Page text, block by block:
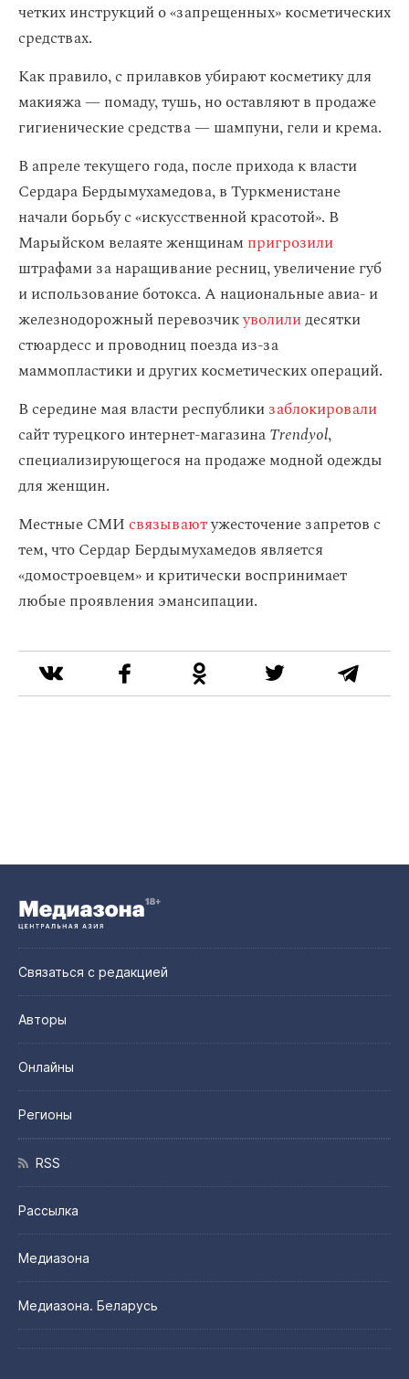
четких инструкций о «запрещенных» косметических
средствах.
Как правило, с прилавков убирают косметику для
макияжа — помаду, тушь, но оставляют в продаже
гигиенические средства — шампуни, гели и крема.
В апреле текущего года, после прихода к власти
Сердара Бердымухамедова, в Туркменистане
начали борьбу с «искусственной красотой». В
Марыйском велаяте женщинам пригрозили
штрафами за наращивание ресниц, увеличение губ
и использование ботокса. А национальные авиа- и
железнодорожный перевозчикуволилидесятки
стюардесс и проводниц поезда из-за
маммопластики и других косметических операций.
В середине мая власти республикизаблокировали
сайт турецкого интернет-магазинаTrendyol,
специализирующегося на продаже модной одежды
для женщин.
Местные СМИсвязываютужесточение запретов с
тем, что Сердар Бердымухамедов является
«домостроевцем» и критически воспринимает
любые проявления эмансипации.
Связаться с редакцией
Авторы
Онлайны
Регионы
RSS
Рассылка
Медиазона
Медиазона. Беларусь